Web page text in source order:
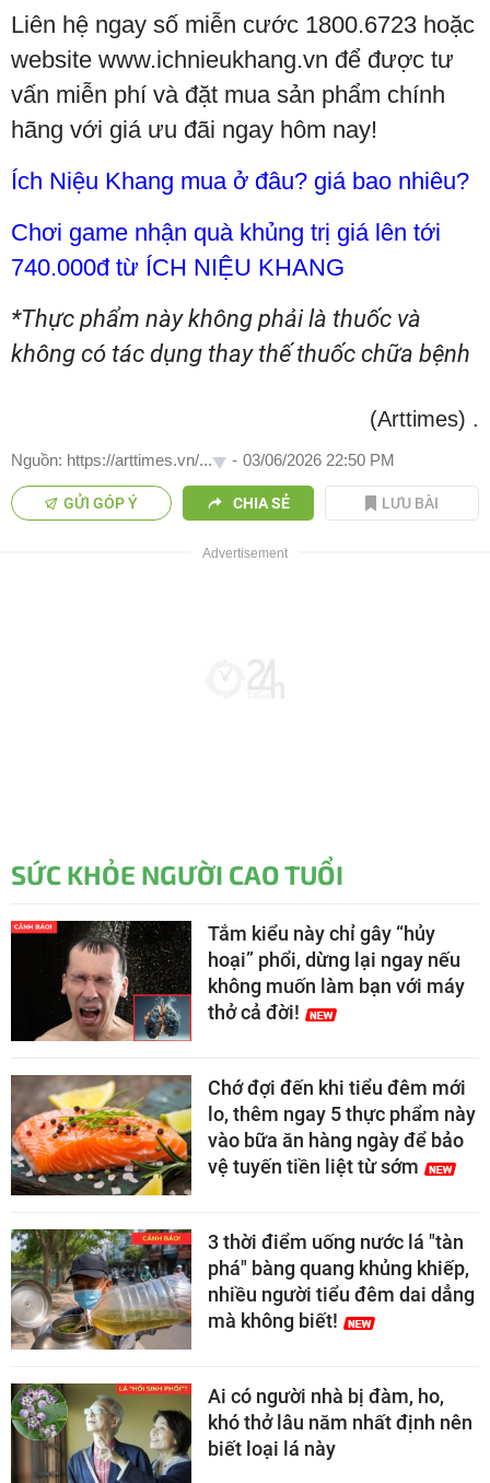
Liên hệ ngay số miễn cước 1800.6723 hoặc
website www.ichnieukhang.vn để được tư
vấn miễn phí và đặt mua sản phẩm chính
hãng với giá ưu đãi ngay hôm nay!
Ích Niệu Khang mua ở đâu? giá bao nhiêu?
Chơi game nhận quà khủng trị giá lên tới
740.000đ từ ÍCH NIỆU KHANG
*Thực phẩm này không phải là thuốc và
không có tác dụng thay thế thuốc chữa bệnh
(Arttimes) .
Nguồn: https://arttimes.vn/... - 03/06/2026 22:50 PM
GỬI GÓP Ý CHIA SẺ LƯU BÀI
SỨC KHỎE NGƯỜI CAO TUỔI
Tắm kiểu này chỉ gây “hủy
hoại” phổi, dừng lại ngay nếu
không muốn làm bạn với máy
thở cả đời!
Chớ đợi đến khi tiểu đêm mới
lo, thêm ngay 5 thực phẩm này
vào bữa ăn hàng ngày để bảo
vệ tuyến tiền liệt từ sớm
3 thời điểm uống nước lá "tàn
phá" bàng quang khủng khiếp,
nhiều người tiểu đêm dai dẳng
mà không biết!
Ai có người nhà bị đàm, ho,
khó thở lâu năm nhất định nên
biết loại lá này